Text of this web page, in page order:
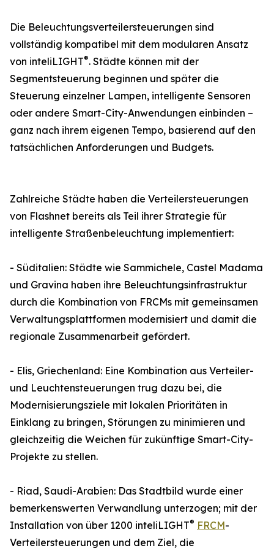
Die Beleuchtungsverteilersteuerungen sind
vollständig kompatibel mit dem modularen Ansatz
von inteliLIGHT®. Städte können mit der
Segmentsteuerung beginnen und später die
Steuerung einzelner Lampen, intelligente Sensoren
oder andere Smart-City-Anwendungen einbinden –
ganz nach ihrem eigenen Tempo, basierend auf den
tatsächlichen Anforderungen und Budgets.
Zahlreiche Städte haben die Verteilersteuerungen
von Flashnet bereits als Teil ihrer Strategie für
intelligente Straßenbeleuchtung implementiert:
- Süditalien: Städte wie Sammichele, Castel Madama
und Gravina haben ihre Beleuchtungsinfrastruktur
durch die Kombination von FRCMs mit gemeinsamen
Verwaltungsplattformen modernisiert und damit die
regionale Zusammenarbeit gefördert.
- Elis, Griechenland: Eine Kombination aus Verteiler-
und Leuchtensteuerungen trug dazu bei, die
Modernisierungsziele mit lokalen Prioritäten in
Einklang zu bringen, Störungen zu minimieren und
gleichzeitig die Weichen für zukünftige Smart-City-
Projekte zu stellen.
- Riad, Saudi-Arabien: Das Stadtbild wurde einer
bemerkenswerten Verwandlung unterzogen; mit der
Installation von über 1200 inteliLIGHT® FRCM-
Verteilersteuerungen und dem Ziel, die